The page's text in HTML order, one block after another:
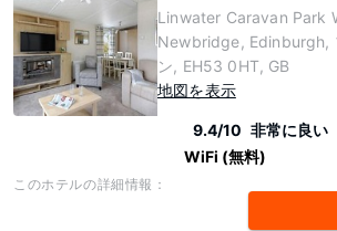
Linwater Caravan Park
Newbridge, Edinburgh,
ン, EH53 0HT, GB
地図を表示
9.4/10 非常に良い
WiFi (無料)
このホテルの詳細情報：